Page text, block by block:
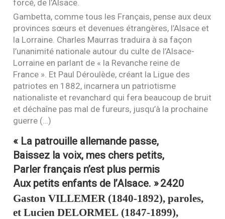
forcé, de l’Alsace.
Gambetta, comme tous les Français, pense aux deux
provinces sœurs et devenues étrangères, l’Alsace et
la Lorraine. Charles Maurras traduira à sa façon
l’unanimité nationale autour du culte de l’Alsace-
Lorraine en parlant de « la Revanche reine de
France ». Et Paul Déroulède, créant la Ligue des
patriotes en 1882, incarnera un patriotisme
nationaliste et revanchard qui fera beaucoup de bruit
et déchaîne pas mal de fureurs, jusqu’à la prochaine
guerre (…)
« La patrouille allemande passe,
Baissez la voix, mes chers petits,
Parler français n’est plus permis
Aux petits enfants de l’Alsace. »2420
GastonVILLEMER (1840-1892), paroles,
et LucienDELORMEL (1847-1899),